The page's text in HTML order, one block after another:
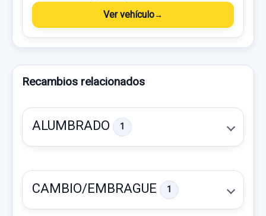
Ver vehículo
Recambios relacionados
ALUMBRADO 1
CAMBIO/EMBRAGUE 1